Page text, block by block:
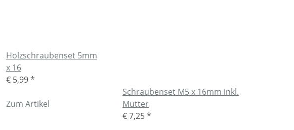
Holzschraubenset 5mm
x 16
€ 5,99*
Zum Artikel
Schraubenset M5 x 16mm inkl.
Mutter
€ 7,25*